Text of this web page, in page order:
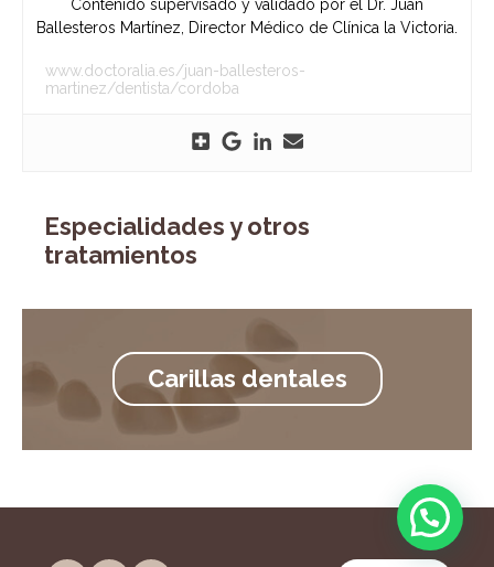
Contenido supervisado y validado por el Dr. Juan
Ballesteros Martínez, Director Médico de Clínica la Victoria.
www.doctoralia.es/juan-ballesteros-
martinez/dentista/cordoba
Especialidades y otros
tratamientos
Carillas dentales